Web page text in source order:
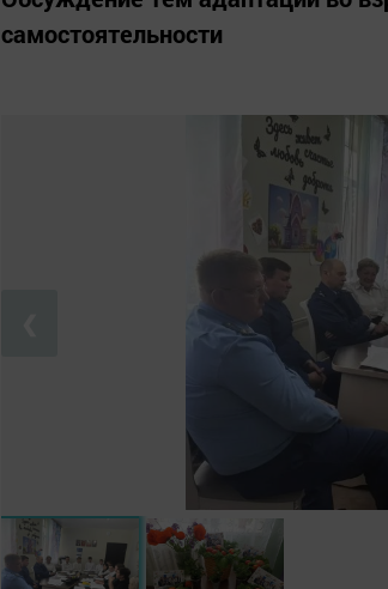
самостоятельности